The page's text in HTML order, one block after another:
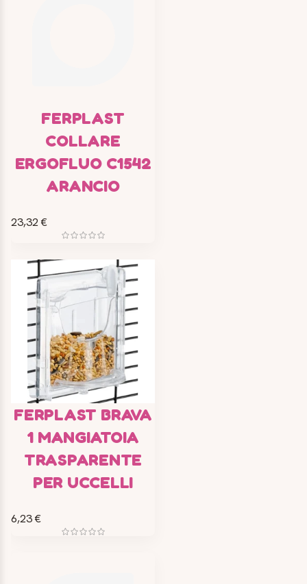
FERPLAST
COLLARE
ERGOFLUO C1542
ARANCIO
23,32 €
FERPLAST BRAVA
1 MANGIATOIA
TRASPARENTE
PER UCCELLI
6,23 €